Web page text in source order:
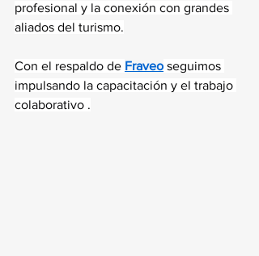
profesional y la conexión con grandes
aliados del turismo.
Con el respaldo de Fraveo seguimos
impulsando la capacitación y el trabajo
colaborativo .